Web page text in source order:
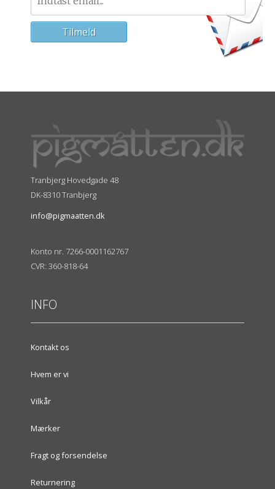
Tranbjerg Hovedgade 48
DK-8310 Tranbjerg
info@pigmaatten.dk
Konto nr. 7266-0001162767
CVR: 360-818-64
INFO
Kontakt os
Hvem er vi
Vilkår
Mærker
Fragt og forsendelse
Returnering